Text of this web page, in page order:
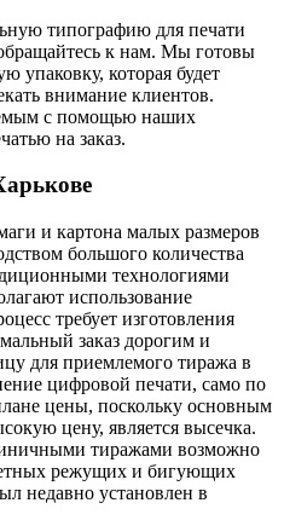
типографию для печати
к нам. Мы готовы
упаковку, которая будет
внимание клиентов.
с помощью наших
на заказ.
и картона малых размеров
большого количества
технологиями
использование
требует изготовления
заказ дорогим и
для приемлемого тиража в
цифровой печати, само по
цены, поскольку основным
цену, является высечка.
тиражами возможно
режущих и бигующих
недавно установлен в